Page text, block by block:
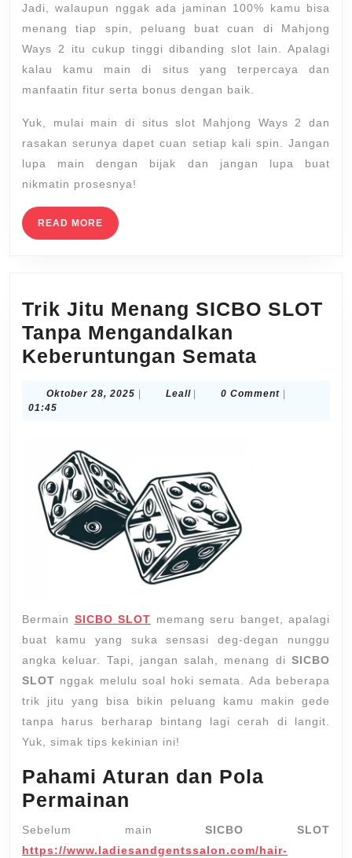
Jadi, walaupun nggak ada jaminan 100% kamu bisa
menang tiap spin, peluang buat cuan di Mahjong
Ways 2 itu cukup tinggi dibanding slot lain. Apalagi
kalau kamu main di situs yang terpercaya dan
manfaatin fitur serta bonus dengan baik.
Yuk, mulai main di situs slot Mahjong Ways 2 dan
rasakan serunya dapet cuan setiap kali spin. Jangan
lupa main dengan bijak dan jangan lupa buat
nikmatin prosesnya!
READ MORE READ
MORE
Trik Jitu Menang SICBO SLOT
Tanpa Mengandalkan
Keberuntungan Semata
Menang
Oktober 28, 2025 OktoberLeallLeall 0 Comment
01:45
Bermain SICBO SLOT memang seru banget, apalagi
buat kamu yang suka sensasi deg-degan nunggu
angka keluar. Tapi, jangan salah, menang di SICBO
SLOT nggak melulu soal hoki semata. Ada beberapa
trik jitu yang bisa bikin peluang kamu makin gede
tanpa harus berharap bintang lagi cerah di langit.
Yuk, simak tips kekinian ini!
Pahami Aturan dan Pola
Permainan
Sebelum mainSICBO SLOT
https://www.ladiesandgentssalon.com/hair-